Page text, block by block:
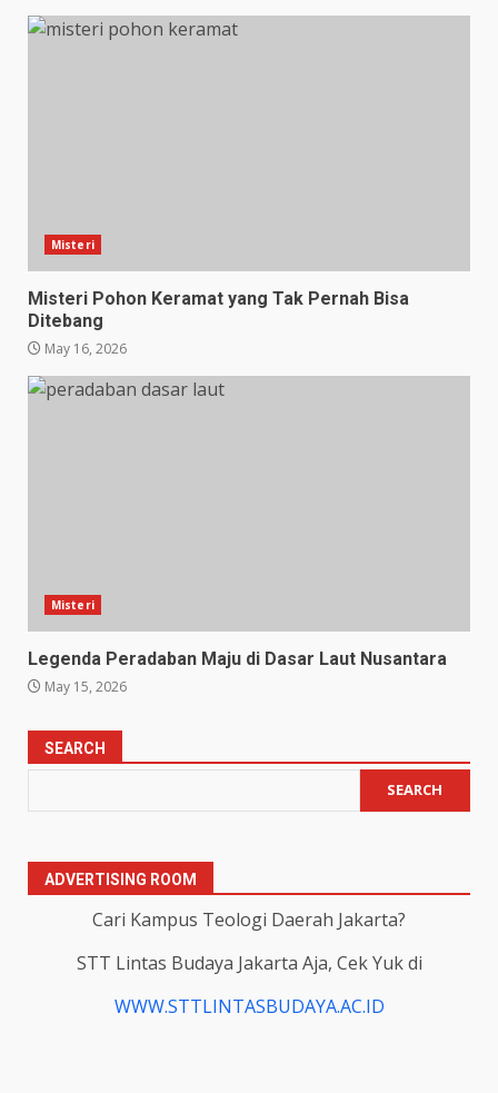
Misteri
Misteri Pohon Keramat yang Tak Pernah Bisa
Ditebang
May 16, 2026
Misteri
Legenda Peradaban Maju di Dasar Laut Nusantara
May 15, 2026
SEARCH
SEARCH
ADVERTISING ROOM
Cari Kampus Teologi Daerah Jakarta?
STT Lintas Budaya Jakarta Aja, Cek Yuk di
WWW.STTLINTASBUDAYA.AC.ID